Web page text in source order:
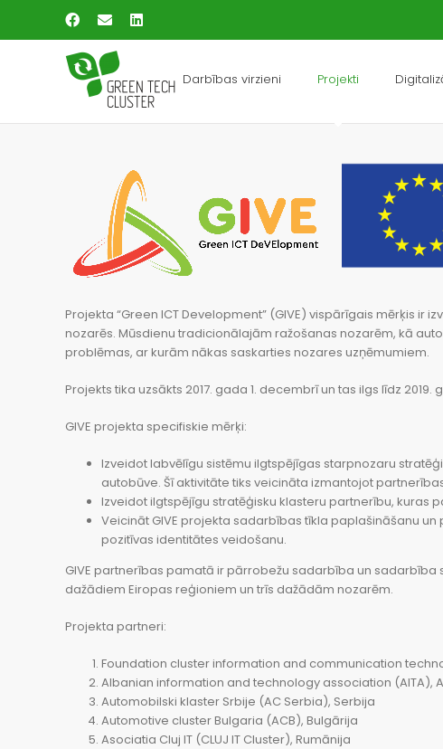
Facebook
EmailLinkedIn
Darbības virzieni Projekti
Projekta “Green ICT Development” (GIVE) vispārīgais mērķis
nozarēs. Mūsdienu tradicionālajām ražošanas nozarēm, kā
problēmas, ar kurām nākas saskarties nozares uzņēmumiem.
Projekts tika uzsākts 2017. gada 1. decembrī un tas ilgs līdz 2019.
GIVE projekta specifiskie mērķi:
Izveidot labvēlīgu sistēmu ilgtspējīgas starpnozaru
autobūve. Šī aktivitāte tiks veicināta izmantojot
Izveidot ilgtspējīgu stratēģisku klasteru partnerību, kuras
Veicināt GIVE projekta sadarbības tīkla paplašināšanu
pozitīvas identitātes veidošanu.
GIVE partnerības pamatā ir pārrobežu sadarbība un
dažādiem Eiropas reģioniem un trīs dažādām nozarēm.
Projekta partneri:
Foundation cluster information and communication
Albanian information and technology association (AITA),
Automobilski klaster Srbije (AC Serbia), Serbija
Automotive cluster Bulgaria (ACB), Bulgārija
Asociatia Cluj IT (CLUJ IT Cluster), Rumānija